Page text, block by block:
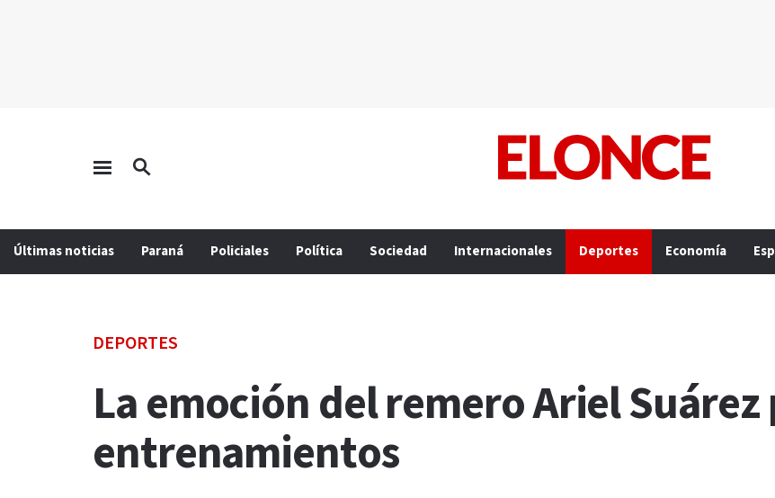
Últimas noticias Paraná Policiales Política Sociedad Internacionales Deportes Economía
DEPORTES
La emoción del remero Ariel
entrenamientos